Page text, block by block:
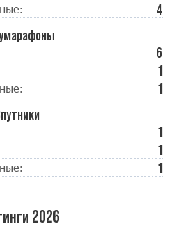
4
6
1
1
1
1
1
2026